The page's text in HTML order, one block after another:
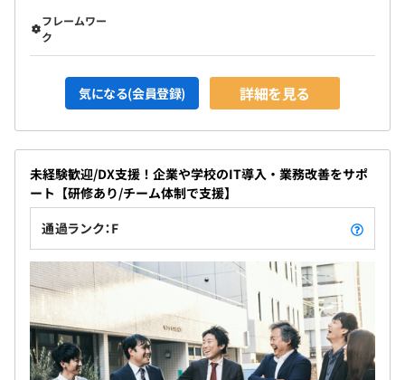
フレームワー
ク
気になる(会員登録) 詳細を見る
未経験歓迎/DX支援！企業や学校のIT導入・業務改善をサポ
ート【研修あり/チーム体制で支援】
通過ランク：F